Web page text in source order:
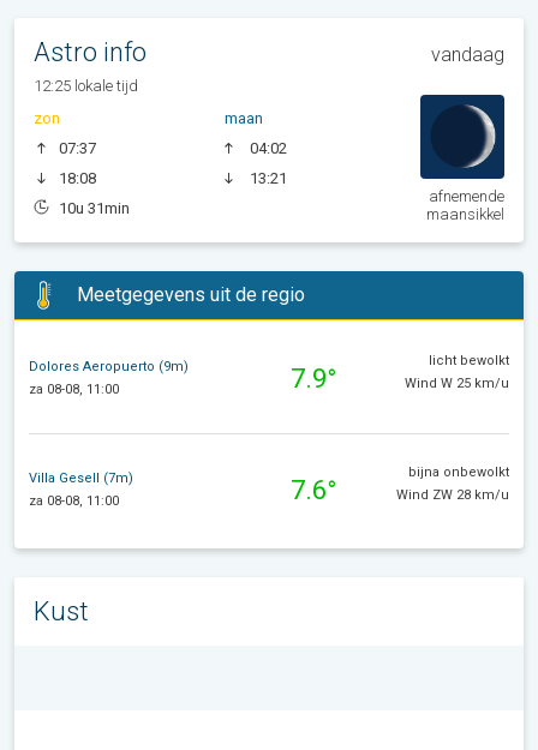
Astro info vandaag
12:25 lokale tijd
zon
07:37
18:08
10u 31min
maan
04:02
13:21
afnemende
maansikkel
Meetgegevens uit de regio
Dolores Aeropuerto (9m)
za 08-08, 11:00
7.9°
licht bewolkt
Wind W 25 km/u
Villa Gesell (7m)
za 08-08, 11:00
7.6°
bijna onbewolkt
Wind ZW 28 km/u
Kust